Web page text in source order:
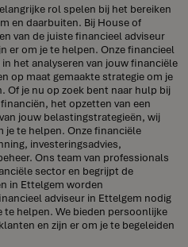
rol spelen bij het bereiken
en daarbuiten. Bij House of
van de juiste financieel adviseur
er om je te helpen. Onze financieel
het analyseren van jouw financiële
op maat gemaakte strategie om je
Of je nu op zoek bent naar hulp bij
het opzetten van een
jouw belastingstrategieën, wij
je te helpen. Onze financiële
investeringsadvies,
Ons team van professionals
sector en begrijpt de
in Ettelgem worden
adviseur in Ettelgem nodig
te helpen. We bieden persoonlijke
en zijn er om je te begeleiden